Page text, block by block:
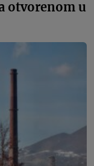
otvorenom u